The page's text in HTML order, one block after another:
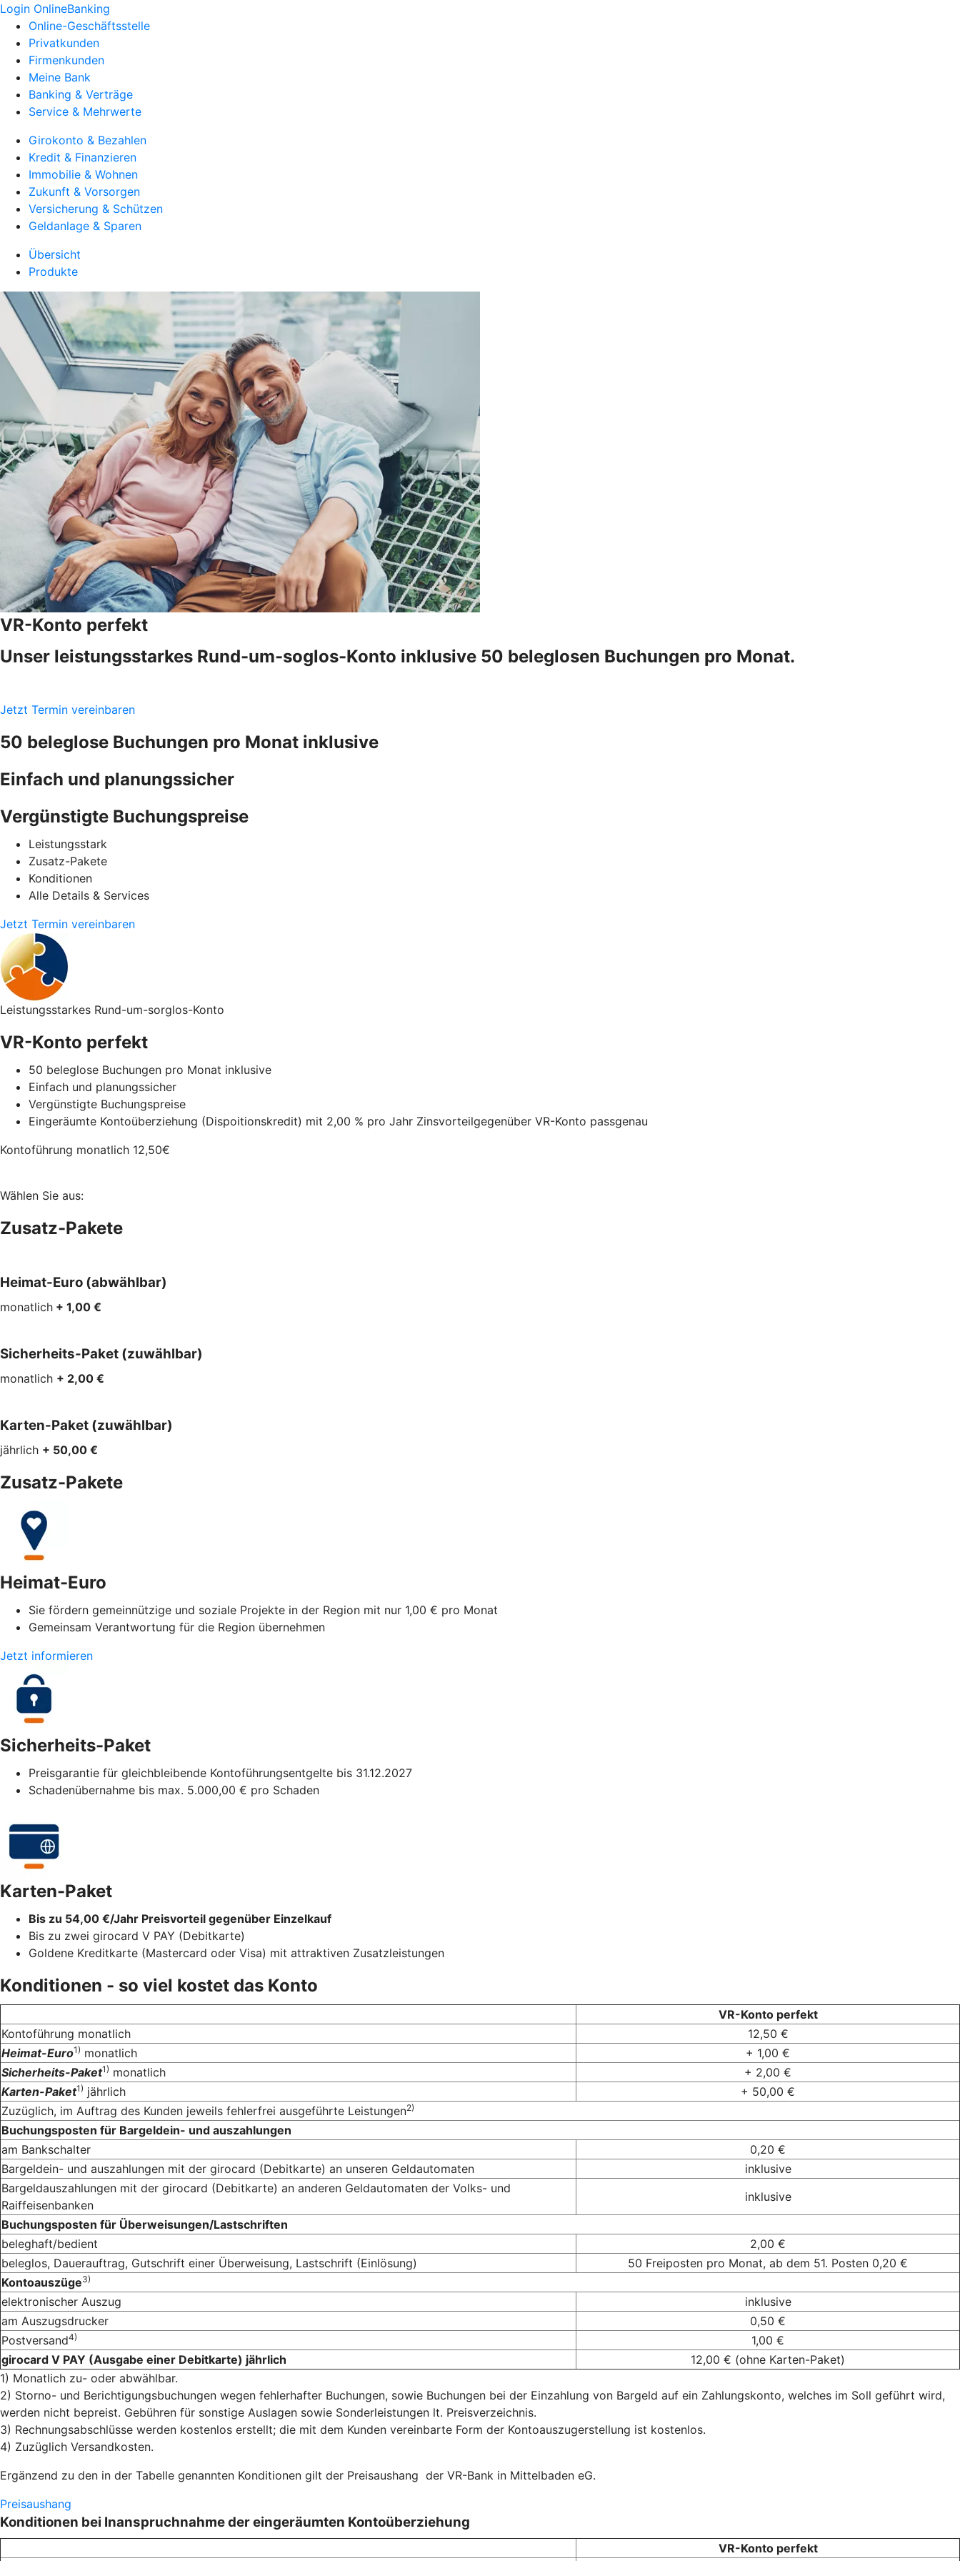
Login OnlineBanking
Online-Geschäftsstelle
Privatkunden
Firmenkunden
Meine Bank
Banking & Verträge
Service & Mehrwerte
Girokonto & Bezahlen
Kredit & Finanzieren
Immobilie & Wohnen
Zukunft & Vorsorgen
Versicherung & Schützen
Geldanlage & Sparen
Übersicht
Produkte
VR-Konto perfekt
Unser leistungsstarkes Rund-um-soglos-Konto inklusive 50 beleglosen Buchungen pro Monat.
Jetzt Termin vereinbaren
50 beleglose Buchungen pro Monat inklusive
Einfach und planungssicher
Vergünstigte Buchungspreise
Leistungsstark
Zusatz-Pakete
Konditionen
Alle Details & Services
Jetzt Termin vereinbaren
Leistungsstarkes Rund-um-sorglos-Konto
VR-Konto perfekt
50 beleglose Buchungen pro Monat inklusive
Einfach und planungssicher
Vergünstigte Buchungspreise
Eingeräumte Kontoüberziehung (Dispoitionskredit) mit 2,00 % pro Jahr Zinsvorteilgegenüber VR-Konto passgenau
Kontoführung monatlich 12,50€
Wählen Sie aus:
Zusatz-Pakete
Heimat-Euro (abwählbar)
monatlich + 1,00 €
Sicherheits-Paket (zuwählbar)
monatlich + 2,00 €
Karten-Paket (zuwählbar)
jährlich + 50,00 €
Zusatz-Pakete
Heimat-Euro
Sie fördern gemeinnützige und soziale Projekte in der Region mit nur 1,00 € pro Monat
Gemeinsam Verantwortung für die Region übernehmen
Jetzt informieren
Sicherheits-Paket
Preisgarantie für gleichbleibende Kontoführungsentgelte bis 31.12.2027
Schadenübernahme bis max. 5.000,00 € pro Schaden
Karten-Paket
Bis zu 54,00 €/Jahr Preisvorteil gegenüber Einzelkauf
Bis zu zwei girocard V PAY (Debitkarte)
Goldene Kreditkarte (Mastercard oder Visa) mit attraktiven Zusatzleistungen
Konditionen - so viel kostet das Konto
VR-Konto perfekt
Kontoführung monatlich
12,50 €
Heimat-Euro1) monatlich
+ 1,00 €
Sicherheits-Paket1) monatlich
+ 2,00 €
Karten-Paket1) jährlich
+ 50,00 €
Zuzüglich, im Auftrag des Kunden jeweils fehlerfrei ausgeführte Leistungen2)
Buchungsposten für Bargeldein- und auszahlungen
am Bankschalter
0,20 €
Bargeldein- und auszahlungen mit der girocard (Debitkarte) an unseren Geldautomaten
inklusive
Bargeldauszahlungen mit der girocard (Debitkarte) an anderen Geldautomaten der Volks- und
Raiffeisenbanken
inklusive
Buchungsposten für Überweisungen/Lastschriften
beleghaft/bedient
2,00 €
beleglos, Dauerauftrag, Gutschrift einer Überweisung, Lastschrift (Einlösung)
50 Freiposten pro Monat, ab dem 51. Posten 0,20 €
Kontoauszüge3)
elektronischer Auszug
inklusive
am Auszugsdrucker
0,50 €
Postversand4)
1,00 €
girocard V PAY (Ausgabe einer Debitkarte) jährlich
12,00 € (ohne Karten-Paket)
1) Monatlich zu- oder abwählbar.
2) Storno- und Berichtigungsbuchungen wegen fehlerhafter Buchungen, sowie Buchungen bei der Einzahlung von Bargeld auf ein Zahlungskonto, welches im Soll geführt wird,
werden nicht bepreist. Gebühren für sonstige Auslagen sowie Sonderleistungen lt. Preisverzeichnis.
3) Rechnungsabschlüsse werden kostenlos erstellt; die mit dem Kunden vereinbarte Form der Kontoauszugerstellung ist kostenlos.
4) Zuzüglich Versandkosten.
Ergänzend zu den in der Tabelle genannten Konditionen gilt der Preisaushang der VR-Bank in Mittelbaden eG.
Preisaushang
Konditionen bei Inanspruchnahme der eingeräumten Kontoüberziehung
VR-Konto perfekt